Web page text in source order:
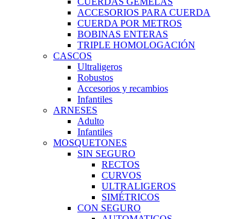
ACCESORIOS PARA CUERDA
CUERDA POR METROS
BOBINAS ENTERAS
TRIPLE HOMOLOGACIÓN
CASCOS
Ultraligeros
Robustos
Accesorios y recambios
Infantiles
ARNESES
Adulto
Infantiles
MOSQUETONES
SIN SEGURO
RECTOS
CURVOS
ULTRALIGEROS
SIMÉTRICOS
CON SEGURO